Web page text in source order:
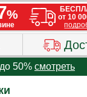
50% смотреть